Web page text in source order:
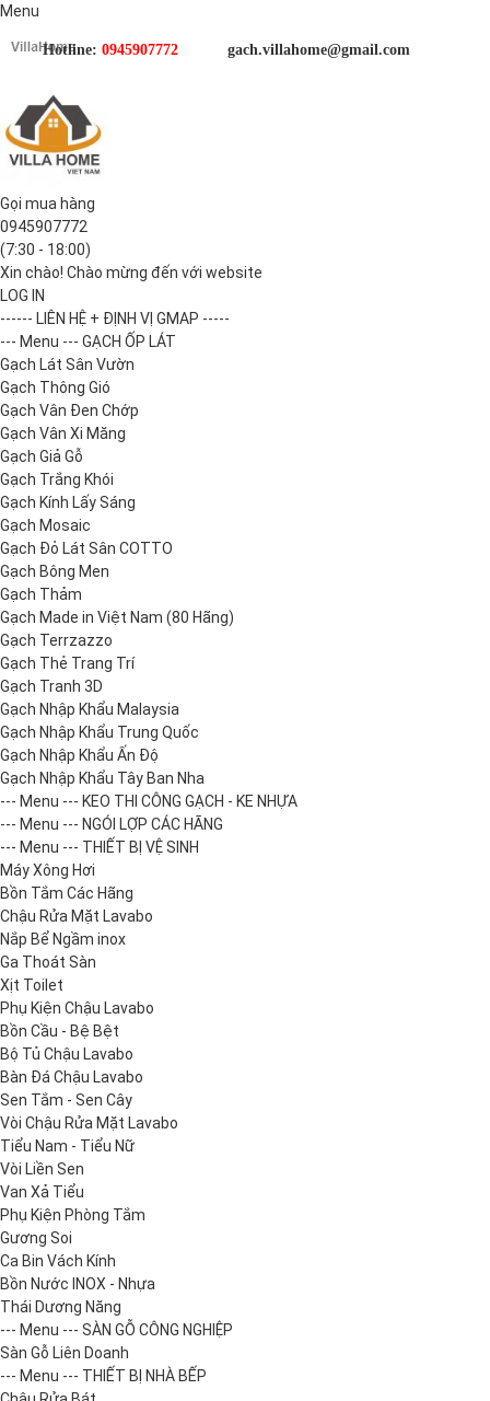
Menu
Hotline: 0945907772 gach.villahome@gmail.com
Gọi mua hàng
0945907772
(7:30 - 18:00)
Xin chào! Chào mừng đến với website
LOG IN
------ LIÊN HỆ + ĐỊNH VỊ GMAP -----
--- Menu --- GẠCH ỐP LÁT
Gạch Lát Sân Vườn
Gạch Thông Gió
Gạch Vân Đen Chớp
Gạch Vân Xi Măng
Gạch Giả Gỗ
Gạch Trắng Khói
Gạch Kính Lấy Sáng
Gạch Mosaic
Gạch Đỏ Lát Sân COTTO
Gạch Bông Men
Gạch Thảm
Gạch Made in Việt Nam (80 Hãng)
Gạch Terrzazzo
Gạch Thẻ Trang Trí
Gạch Tranh 3D
Gạch Nhập Khẩu Malaysia
Gạch Nhập Khẩu Trung Quốc
Gạch Nhập Khẩu Ấn Độ
Gạch Nhập Khẩu Tây Ban Nha
--- Menu --- KEO THI CÔNG GẠCH - KE NHỰA
--- Menu --- NGÓI LỢP CÁC HÃNG
--- Menu --- THIẾT BỊ VỆ SINH
Máy Xông Hơi
Bồn Tắm Các Hãng
Chậu Rửa Mặt Lavabo
Nắp Bể Ngầm inox
Ga Thoát Sàn
Xịt Toilet
Phụ Kiện Chậu Lavabo
Bồn Cầu - Bệ Bệt
Bộ Tủ Chậu Lavabo
Bàn Đá Chậu Lavabo
Sen Tắm - Sen Cây
Vòi Chậu Rửa Mặt Lavabo
Tiểu Nam - Tiểu Nữ
Vòi Liền Sen
Van Xả Tiểu
Phụ Kiện Phòng Tắm
Gương Soi
Ca Bin Vách Kính
Bồn Nước INOX - Nhựa
Thái Dương Năng
--- Menu --- SÀN GỖ CÔNG NGHIỆP
Sàn Gỗ Liên Doanh
--- Menu --- THIẾT BỊ NHÀ BẾP